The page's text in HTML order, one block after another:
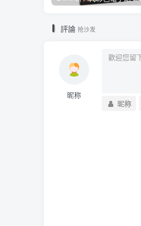
評論 抢沙发
昵称
昵称